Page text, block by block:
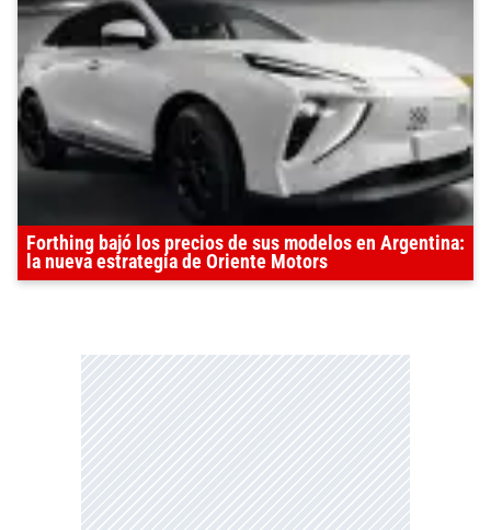
Forthing bajó los precios de sus modelos en Argentina:
la nueva estrategia de Oriente Motors